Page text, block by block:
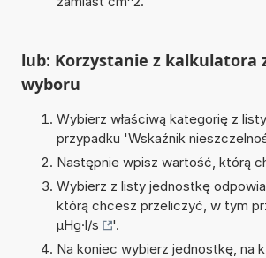
lub: Korzystanie z kalkulatora
wyboru
Wybierz właściwą kategorię z
przypadku 'Wskaźnik
Następnie wpisz wartość, którą
Wybierz z listy jednostkę
którą chcesz przeliczyć, w tym
µHg·l/s
'.
Na koniec wybierz jednostkę, na